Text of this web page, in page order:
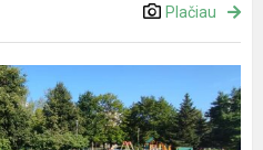
Plačiau